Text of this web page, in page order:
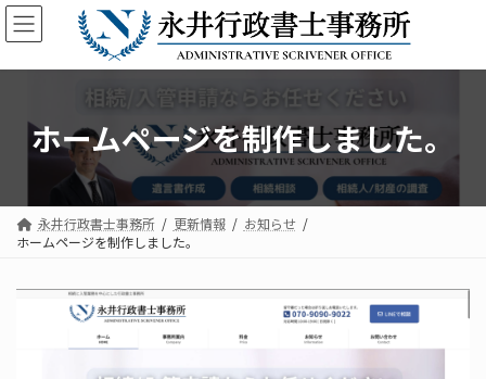
コ
ン
ン
プ
ナ
ビ
ー
動
ホームページを制作しました。
永井行政書士事務所 更新情報
お知らせ
ホームページを制作しました。